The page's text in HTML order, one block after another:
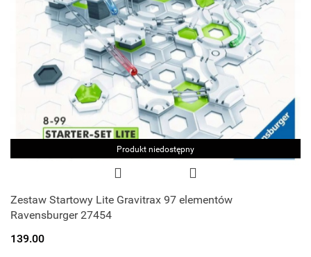
Produkt niedostępny
Zestaw Startowy Lite Gravitrax 97 elementów
Ravensburger 27454
139.00